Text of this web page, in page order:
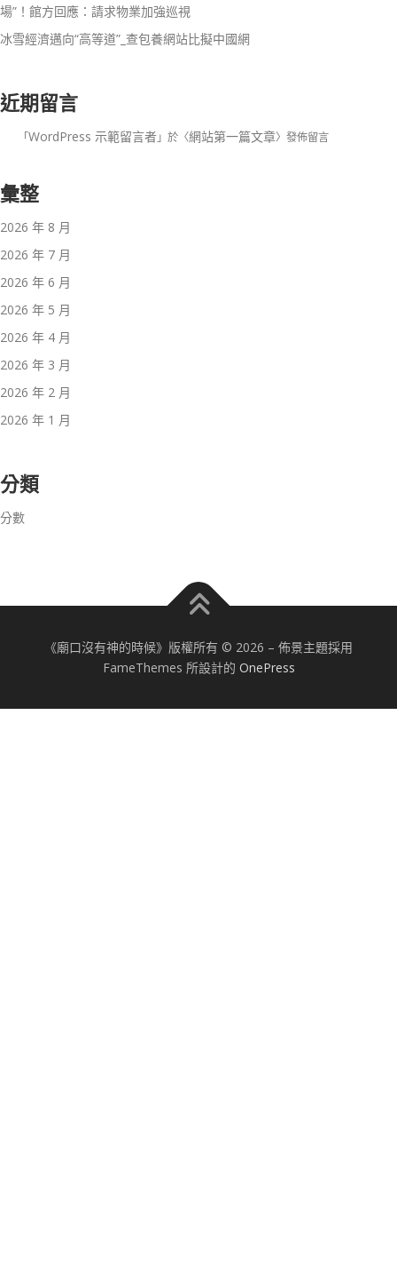
場”！館方回應：請求物業加強巡視
冰雪經濟邁向“高等道”_查包養網站比擬中國網
近期留言
「WordPress 示範留言者」於〈網站第一篇文章〉發佈留言
彙整
2026 年 8 月
2026 年 7 月
2026 年 6 月
2026 年 5 月
2026 年 4 月
2026 年 3 月
2026 年 2 月
2026 年 1 月
分類
分數
《廟口沒有神的時候》版權所有 © 2026 – 佈景主題採用
FameThemes 所設計的 OnePress